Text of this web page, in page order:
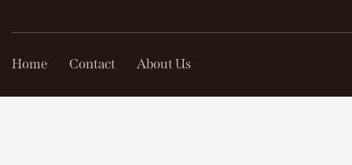
Home Contact About Us